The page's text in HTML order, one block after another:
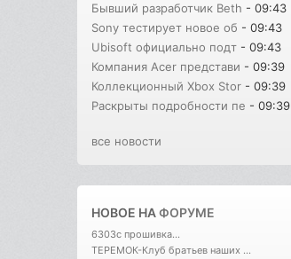
Бывший разработчик Beth - 09:43
Sony тестирует новое об - 09:43
Ubisoft официально подт - 09:43
Компания Acer представи - 09:39
Коллекционный Xbox Stor - 09:39
Раскрыты подробности пе - 09:39
все новости
НОВОЕ НАФОРУМЕ
6303с прошивка...
ТЕРЕМОК-Клуб братьев наших ...